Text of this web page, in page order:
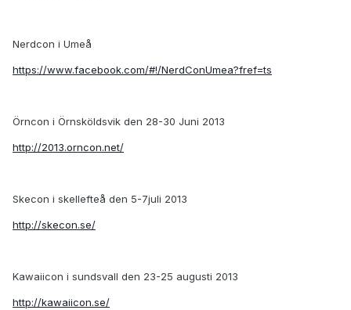
Nerdcon i Umeå
https://www.facebook.com/#!/NerdConUmea?fref=ts
Örncon i Örnsköldsvik den 28-30 Juni 2013
http://2013.orncon.net/
Skecon i skellefteå den 5-7juli 2013
http://skecon.se/
Kawaiicon i sundsvall den 23-25 augusti 2013
http://kawaiicon.se/